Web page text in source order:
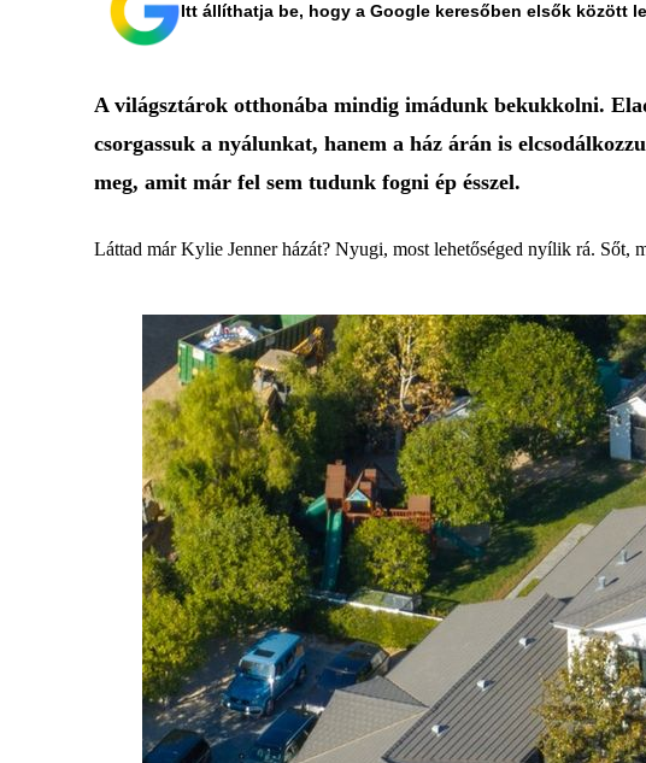
Itt állíthatja be, hogy a Google keresőben elsők között
A világsztárok otthonába mindig imádunk bekukkolni.
csorgassuk a nyálunkat, hanem a ház árán is
meg, amit már fel sem tudunk fogni ép ésszel.
Láttad már Kylie Jenner házát? Nyugi, most lehetőséged nyílik rá. Sőt,